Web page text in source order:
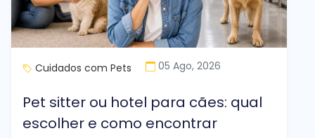
Cuidados com Pets 05 Ago, 2026
Pet sitter ou hotel para cães: qual
escolher e como encontrar